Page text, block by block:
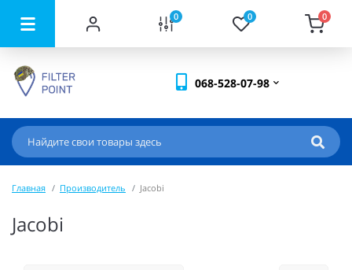
0 0 0
068-528-07-98
Главная Производитель Jacobi
Jacobi